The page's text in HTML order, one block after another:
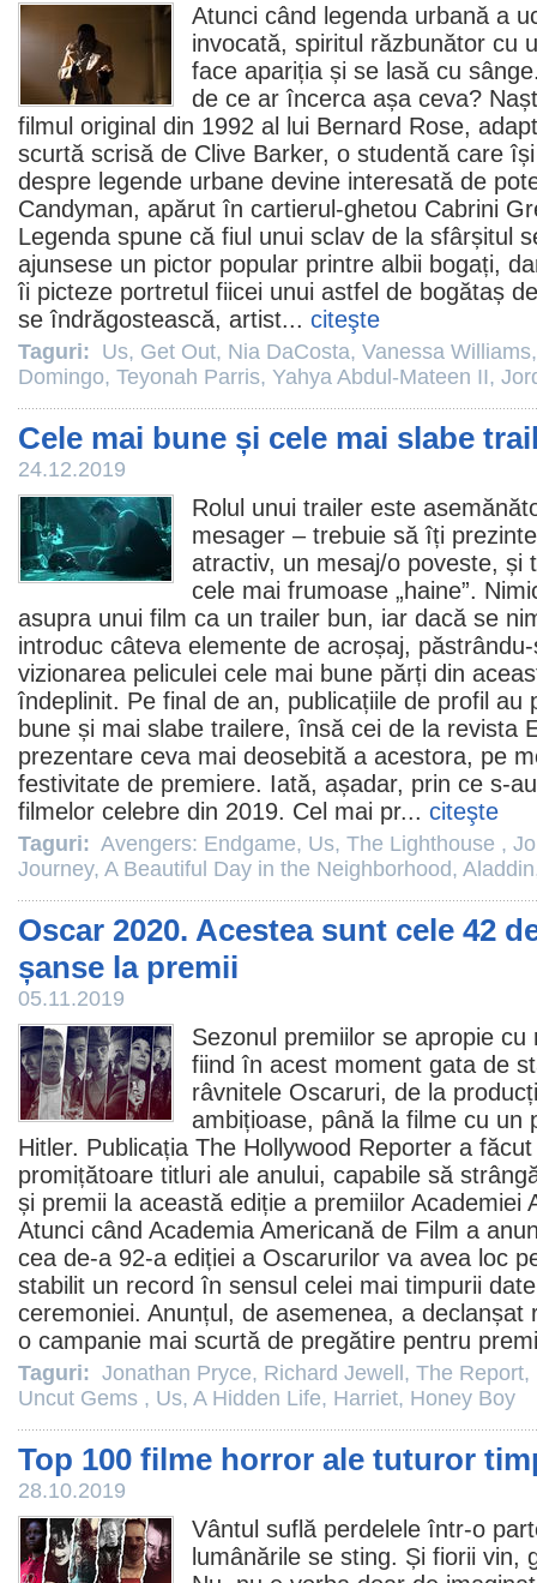
Atunci când legenda urbană a
invocată, spiritul răzbunător cu
face apariția și se lasă cu
de ce ar încerca așa ceva?
filmul original din 1992 al lui Bernard Rose,
scurtă scrisă de Clive Barker, o studentă care
despre legende urbane devine interesată de
Candyman, apărut în cartierul-ghetou Cabrini
Legenda spune că fiul unui sclav de la sfârșitul
ajunsese un pictor popular printre albii bogați,
îi picteze portretul fiicei unui astfel de bogătaș
se îndrăgostească, artist... citeşte
Taguri: Us, Get Out, Nia DaCosta, Vanessa Williams
Domingo, Teyonah Parris, Yahya Abdul-Mateen II,
Cele mai bune și cele mai slabe
24.12.2019
Rolul unui trailer este
mesager – trebuie să îți
atractiv, un mesaj/o poveste, și
cele mai frumoase „haine”.
asupra unui film ca un trailer bun, iar dacă se
introduc câteva elemente de acroșaj,
vizionarea peliculei cele mai bune părți din
îndeplinit. Pe final de an, publicațiile de profil au
bune și mai slabe trailere, însă cei de la revista
prezentare ceva mai deosebită a acestora, pe
festivitate de premiere. Iată, așadar, prin ce s-
filmelor celebre din 2019. Cel mai pr... citeşte
Taguri: Avengers: Endgame, Us, The Lighthouse ,
Journey, A Beautiful Day in the Neighborhood, Aladdin
Oscar 2020. Acestea sunt cele 42
șanse la premii
05.11.2019
Sezonul premiilor se apropie
fiind în acest moment gata de
râvnitele Oscaruri, de la
ambițioase, până la filme cu un
Hitler. Publicația The Hollywood Reporter a
promițătoare titluri ale anului, capabile să
și premii la această ediție a premiilor Academiei
Atunci când Academia Americană de Film a
cea de-a 92-a ediției a Oscarurilor va avea loc
stabilit un record în sensul celei mai timpurii
ceremoniei. Anunțul, de asemenea, a declanșat
o campanie mai scurtă de pregătire pentru premi
Taguri: Jonathan Pryce, Richard Jewell , The Report,
Uncut Gems , Us, A Hidden Life, Harriet, Honey Boy
Top 100 filme horror ale tuturor
28.10.2019
Vântul suflă perdelele într-o
lumânările se sting. Și fiorii vin,